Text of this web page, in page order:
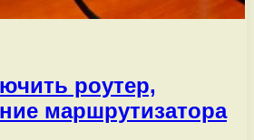
роутер,
маршрутизатора